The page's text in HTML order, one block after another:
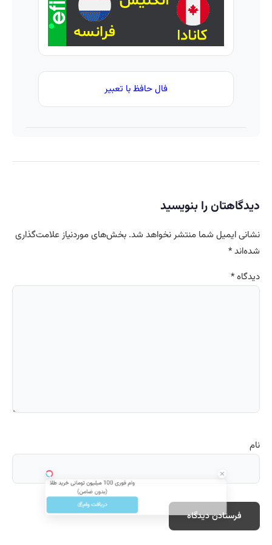
وام فوری 100 میلیون تومانی خرید طلا
(بدون ضامن)
دریافت وام💰
فال حافظ با تعبیر
دیدگاهتان را بنویسید
نشانی ایمیل شما منتشر نخواهد شد. بخش‌های موردنیاز علامت‌گذاری
شده‌اند*
دیدگاه*
نام